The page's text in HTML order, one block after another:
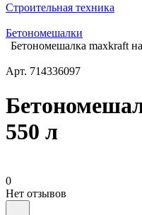
Строительная техника
Бетономешалки
Бетономешалка maxkraft
Арт. 714336097
550 л
0
Нет отзывов